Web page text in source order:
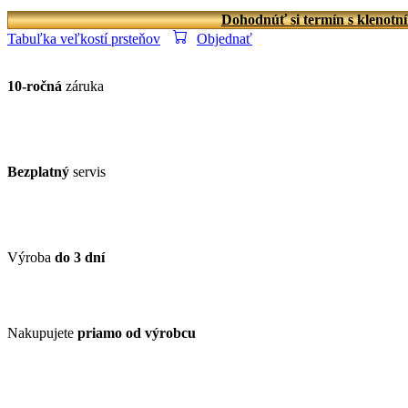
Dohodnúť si termín s
Tabuľka veľkostí prsteňov
Objednať
10-ročná záruka
Bezplatný servis
Výroba do 3 dní
Nakupujete priamo od výrobcu